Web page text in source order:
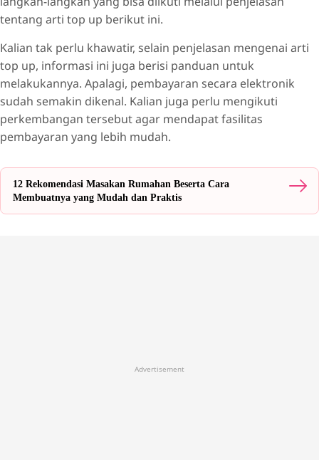
tentang arti top up berikut ini.
Kalian tak perlu khawatir, selain penjelasan mengenai arti
top up, informasi ini juga berisi panduan untuk
melakukannya. Apalagi, pembayaran secara elektronik
sudah semakin dikenal. Kalian juga perlu mengikuti
perkembangan tersebut agar mendapat fasilitas
pembayaran yang lebih mudah.
12 Rekomendasi Masakan Rumahan Beserta Cara
Membuatnya yang Mudah dan Praktis
Advertisement